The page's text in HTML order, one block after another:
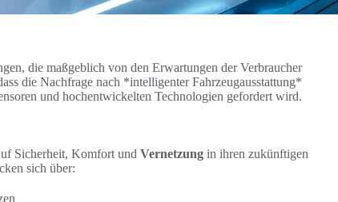
die maßgeblich von den Erwartungen der Verbraucher
die Nachfrage nach *intelligenter Fahrzeugausstattung*
und hochentwickelten Technologien gefordert wird.
Sicherheit, Komfort und Vernetzung in ihren zukünftigen
sich über: